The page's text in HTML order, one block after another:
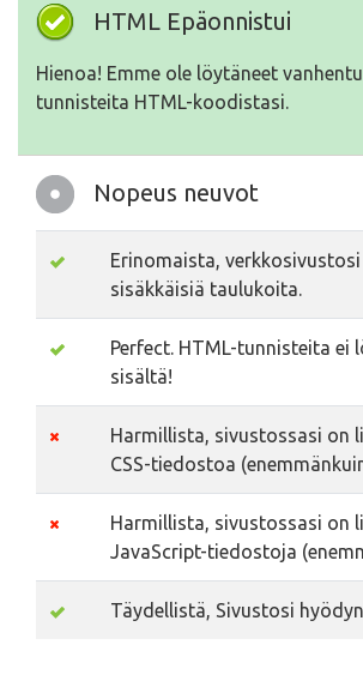
HTML Epäonnistui
Hienoa! Emme ole löytäneet
tunnisteita HTML-koodistasi.
Nopeus neuvot
Erinomaista,
sisäkkäisiä taulukoita.
Perfect. HTML-tunnisteita ei
sisältä!
Harmillista, sivustossasi on
CSS-tiedostoa
Harmillista, sivustossasi on
JavaScript-tiedostoja
Täydellistä, Sivustosi